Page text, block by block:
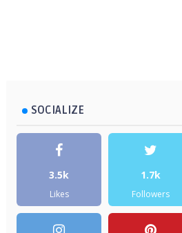
SOCIALIZE
3.5k
Likes
1.7k
Followers